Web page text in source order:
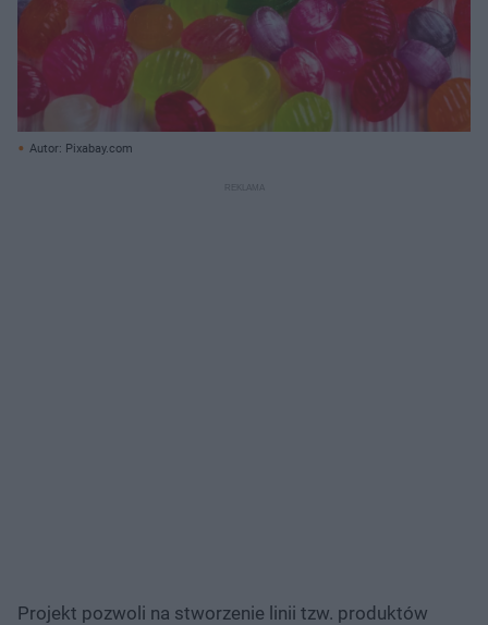
Autor: Pixabay.com
Projekt pozwoli na stworzenie linii tzw. produktów